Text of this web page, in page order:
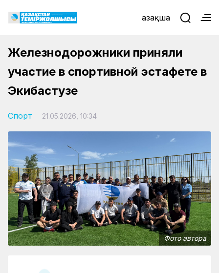
Қазақша
Железнодорожники приняли
участие в спортивной эстафете в
Экибастузе
Спорт 21.05.2026, 10:34
Фото автора